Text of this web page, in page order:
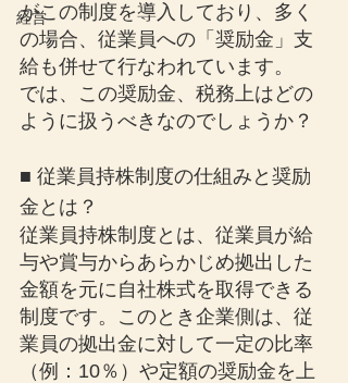
経営
がこの制度を導入しており、多く
の場合、従業員への「奨励金」支
給も併せて行なわれています。
では、この奨励金、税務上はどの
ように扱うべきなのでしょうか？
■ 従業員持株制度の仕組みと奨励
金とは？
従業員持株制度とは、従業員が給
与や賞与からあらかじめ拠出した
金額を元に自社株式を取得できる
制度です。このとき企業側は、従
業員の拠出金に対して一定の比率
（例：10％）や定額の奨励金を上